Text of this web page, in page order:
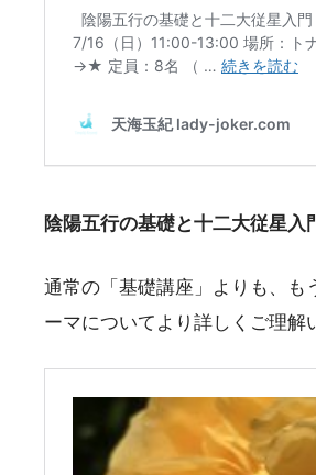
陰陽五行の基礎と十二大従星入
通常の「基礎講座」よりも、も
ーマについてより詳しくご理解